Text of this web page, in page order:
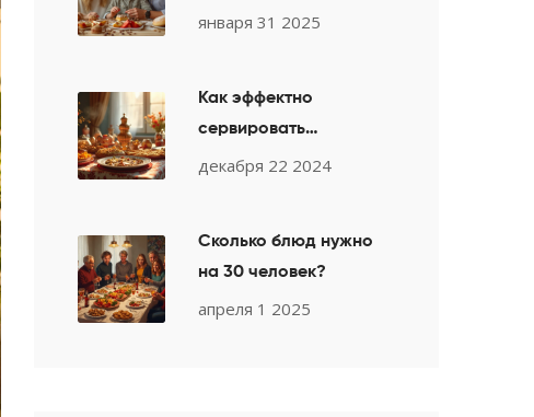
ежедневного
января 31 2025
Как эффектно
сервировать
праздничный стол:
декабря 22 2024
Сколько блюд нужно
на 30 человек?
апреля 1 2025